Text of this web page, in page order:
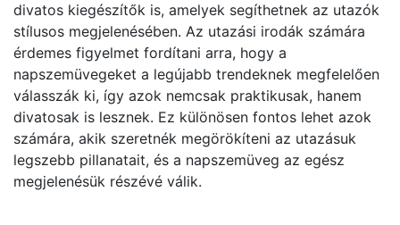
divatos kiegészítők is, amelyek segíthetnek az utazók
stílusos megjelenésében. Az utazási irodák számára
érdemes figyelmet fordítani arra, hogy a
napszemüvegeket a legújabb trendeknek megfelelően
válasszák ki, így azok nemcsak praktikusak, hanem
divatosak is lesznek. Ez különösen fontos lehet azok
számára, akik szeretnék megörökíteni az utazásuk
legszebb pillanatait, és a napszemüveg az egész
megjelenésük részévé válik.